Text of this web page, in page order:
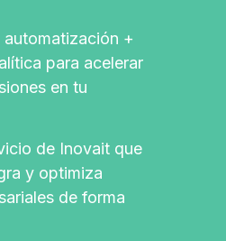
+
para acelerar
en tu
de Inovait que
y optimiza
de forma